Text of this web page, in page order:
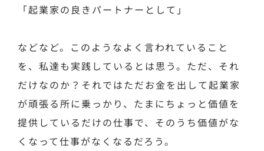
「起業家の良きパートナーとして」
などなど。このようなよく言われていること
を、私達も実践しているとは思う。ただ、それ
だけなのか？それではただお金を出して起業家
が頑張る所に乗っかり、たまにちょっと価値を
提供しているだけの仕事で、そのうち価値がな
くなって仕事がなくなるだろう。